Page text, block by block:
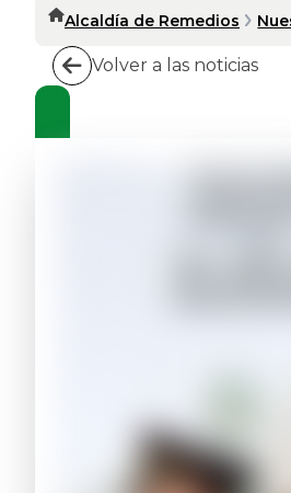
Alcaldía de Remedios
Volver a las noticias